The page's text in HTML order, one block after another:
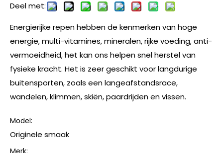
Deel met:
Energierijke repen hebben de kenmerken van hoge
energie, multi-vitamines, mineralen, rijke voeding, anti-
vermoeidheid, het kan ons helpen snel herstel van
fysieke kracht. Het is zeer geschikt voor langdurige
buitensporten, zoals een langeafstandsrace,
wandelen, klimmen, skiën, paardrijden en vissen.
Model:
Originele smaak
Merk: